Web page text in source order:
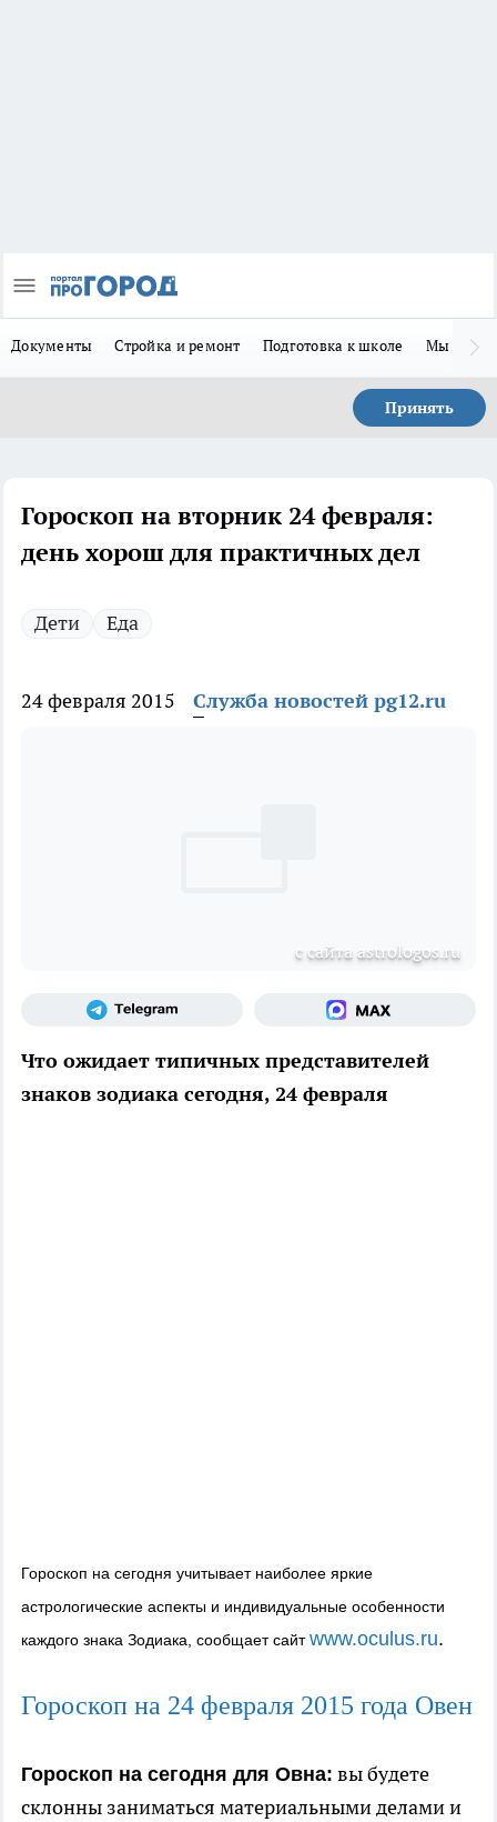
Документы Стройка и ремонт Подготовка к школе Мы в MAX
Принять
Гороскоп на вторник 24 февраля:
день хорош для практичных дел
Дети Еда
24 февраля 2015 Служба новостей pg12.ru
с сайта astrologos.ru
Что ожидает типичных представителей
знаков зодиака сегодня, 24 февраля
Гороскоп на сегодня учитывает наиболее яркие
астрологические аспекты и индивидуальные особенности
каждого знака Зодиака, сообщает сайтwww.oculus.ru.
Гороскоп на 24 февраля 2015 года Овен
Гороскоп на сегодня для Овна: вы будете
склонны заниматься материальными делами и